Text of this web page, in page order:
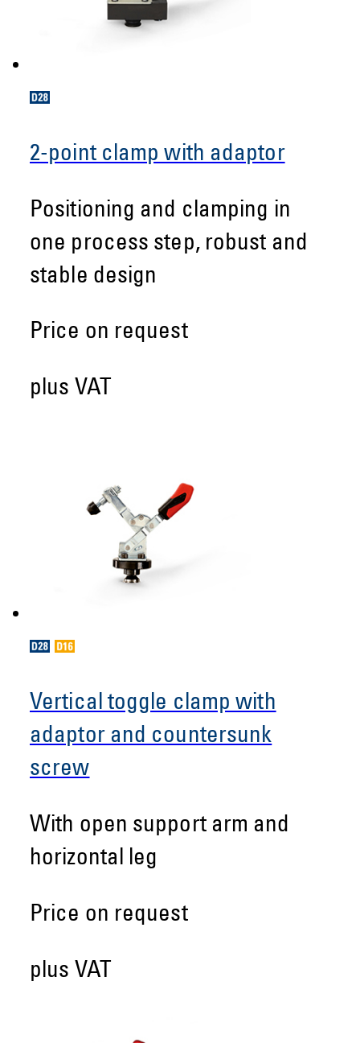
2-point clamp with adaptor
Positioning and clamping in
one process step, robust and
stable design
Price on request
plus VAT
Vertical toggle clamp with
adaptor and countersunk
screw
With open support arm and
horizontal leg
Price on request
plus VAT